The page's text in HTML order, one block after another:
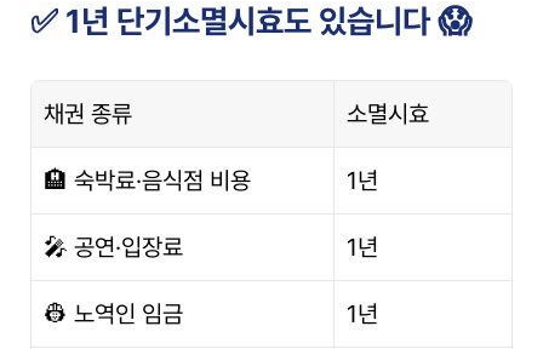
✅ 1년 단기소멸시효도 있습니다 😱
채권 종류 소멸시효
🏨 숙박료·음식점 비용 1년
🎤 공연·입장료 1년
👷 노역인 임금 1년